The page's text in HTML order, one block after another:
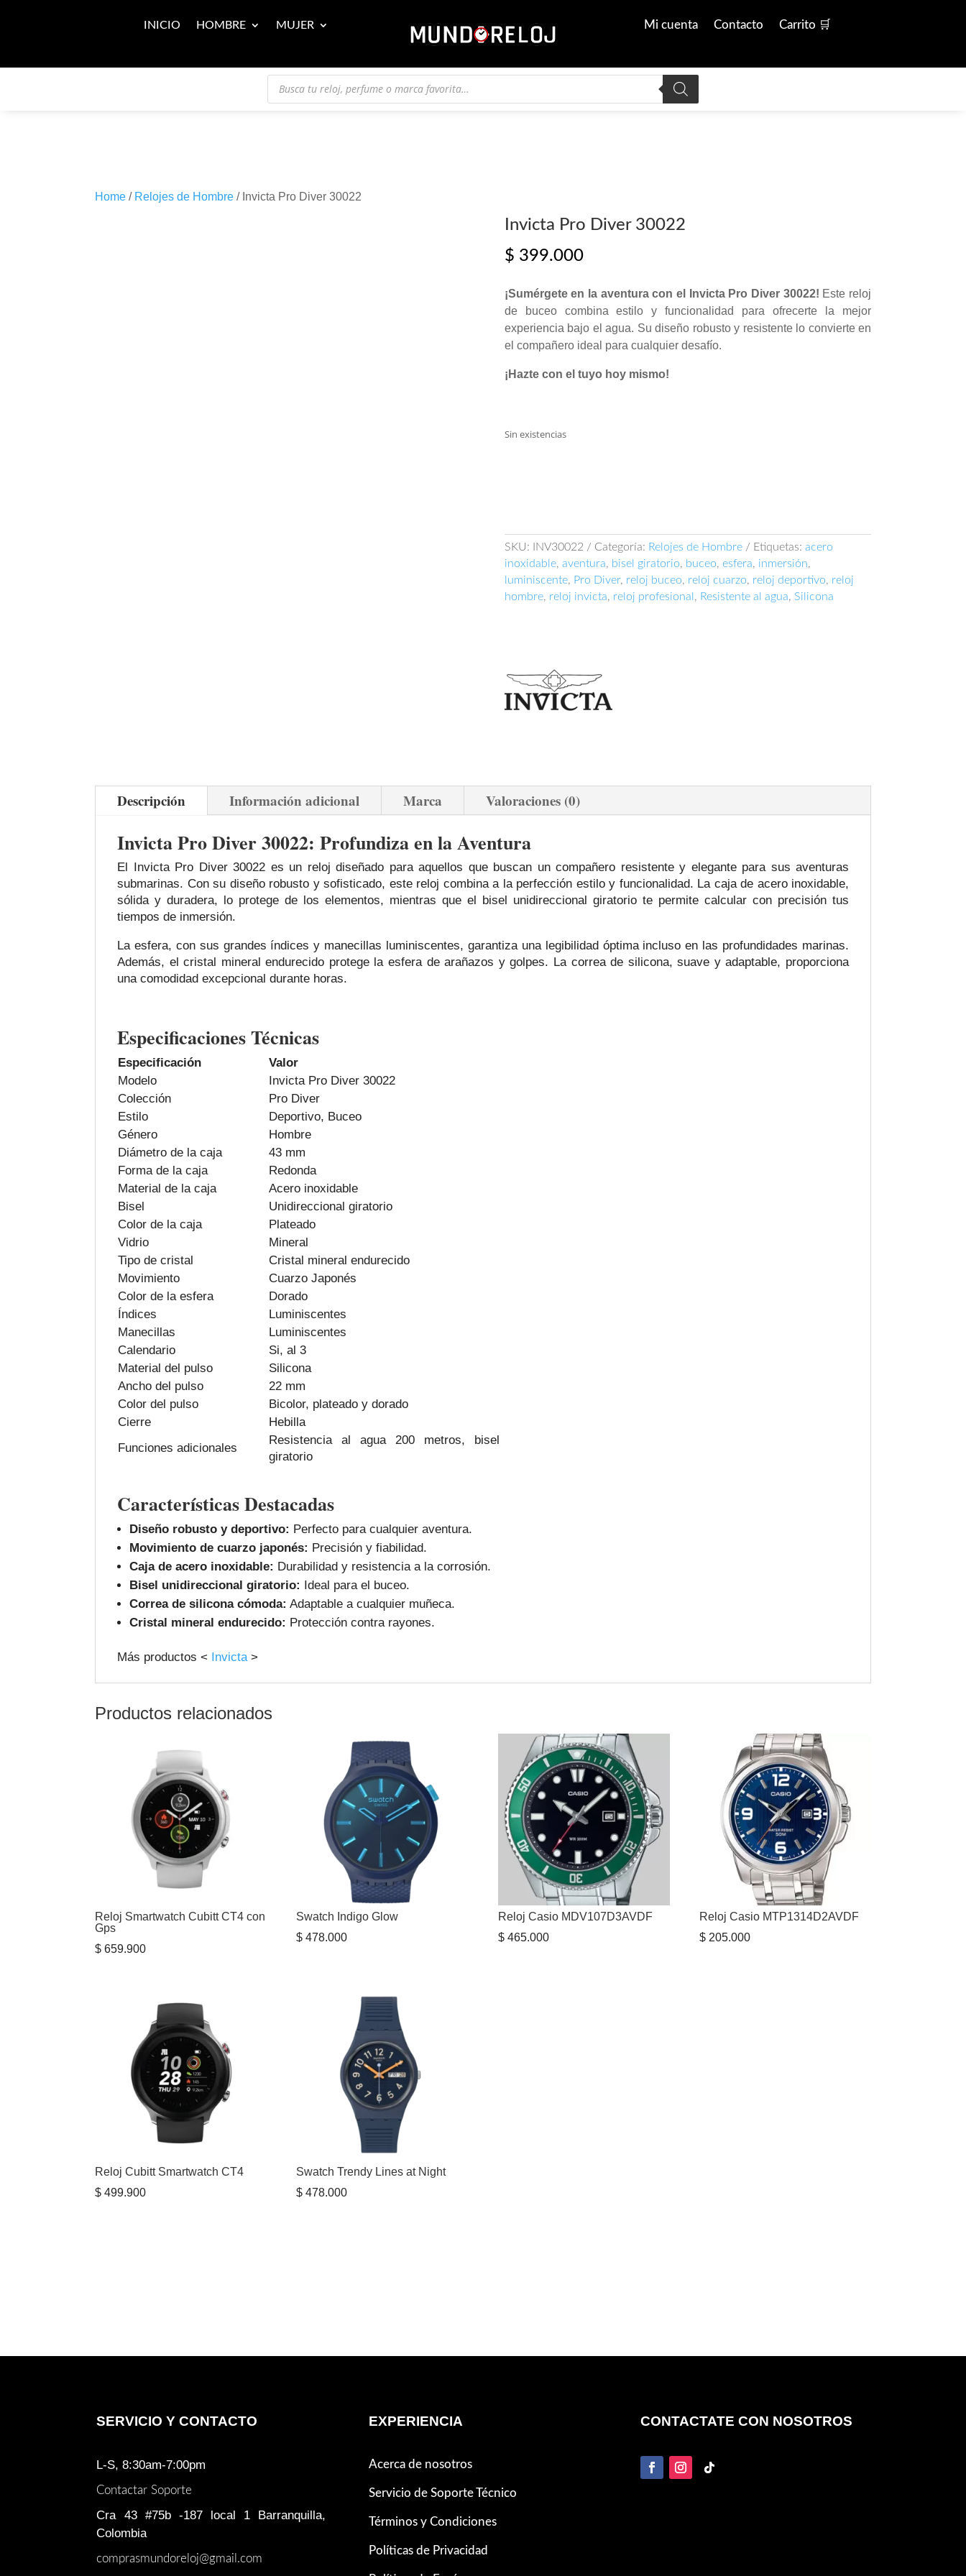
INICIO HOMBRE MUJER Mi cuenta Contacto Carrito 🛒
Búsqueda
productos
Home / Relojes de Hombre / Invicta Pro Diver 30022
Invicta Pro Diver 30022
$ 399.000
¡Sumérgete en la aventura con el Invicta Pro Diver 30022! Este reloj
de buceo combina estilo y funcionalidad para ofrecerte la mejor
experiencia bajo el agua. Su diseño robusto y resistente lo convierte en
el compañero ideal para cualquier desafío.
¡Hazte con el tuyo hoy mismo!
Sin existencias
SKU: INV30022 Categoría: Relojes de Hombre Etiquetas: acero
inoxidable, aventura, bisel giratorio, buceo, esfera, inmersión,
luminiscente, Pro Diver, reloj buceo, reloj cuarzo, reloj deportivo, reloj
hombre, reloj invicta, reloj profesional , Resistente al agua, Silicona
Descripción Información adicional Marca Valoraciones (0)
Invicta Pro Diver 30022: Profundiza en la Aventura
El Invicta Pro Diver 30022 es un reloj diseñado para aquellos que buscan un compañero resistente y elegante para sus aventuras
submarinas. Con su diseño robusto y sofisticado, este reloj combina a la perfección estilo y funcionalidad. La caja de acero inoxidable,
sólida y duradera, lo protege de los elementos, mientras que el bisel unidireccional giratorio te permite calcular con precisión tus
tiempos de inmersión.
La esfera, con sus grandes índices y manecillas luminiscentes, garantiza una legibilidad óptima incluso en las profundidades marinas.
Además, el cristal mineral endurecido protege la esfera de arañazos y golpes. La correa de silicona, suave y adaptable, proporciona
una comodidad excepcional durante horas.
Especificaciones Técnicas
Especificación
Valor
Modelo
Invicta Pro Diver 30022
Colección
Pro Diver
Estilo
Deportivo, Buceo
Género
Hombre
Diámetro de la caja
43 mm
Forma de la caja
Redonda
Material de la caja
Acero inoxidable
Bisel
Unidireccional giratorio
Color de la caja
Plateado
Vidrio
Mineral
Tipo de cristal
Cristal mineral endurecido
Movimiento
Cuarzo Japonés
Color de la esfera
Dorado
Índices
Luminiscentes
Manecillas
Luminiscentes
Calendario
Si, al 3
Material del pulso
Silicona
Ancho del pulso
22 mm
Color del pulso
Bicolor, plateado y dorado
Cierre
Hebilla
Funciones adicionales
Resistencia al agua 200 metros, bisel
giratorio
Características Destacadas
Diseño robusto y deportivo: Perfecto para cualquier aventura.
Movimiento de cuarzo japonés: Precisión y fiabilidad.
Caja de acero inoxidable: Durabilidad y resistencia a la corrosión.
Bisel unidireccional giratorio: Ideal para el buceo.
Correa de silicona cómoda: Adaptable a cualquier muñeca.
Cristal mineral endurecido: Protección contra rayones.
Más productos < Invicta>
Productos relacionados
Reloj Smartwatch Cubitt CT4 con
Gps
$ 659.900
Swatch Indigo Glow
$ 478.000
Reloj Casio MDV107D3AVDF
$465.000
Reloj Casio MTP1314D2AVDF
$205.000
Reloj Cubitt Smartwatch CT4
$ 499.900
Swatch Trendy Lines at Night
$ 478.000
SERVICIO Y CONTACTO
L-S, 8:30am-7:00pm
Contactar Soporte
Cra 43 #75b -187 local 1 Barranquilla,
Colombia
comprasmundoreloj@gmail.com
EXPERIENCIA
Acerca de nosotros
Servicio de Soporte Técnico
Términos y Condiciones
Políticas de Privacidad
CONTACTATE CON NOSOTROS